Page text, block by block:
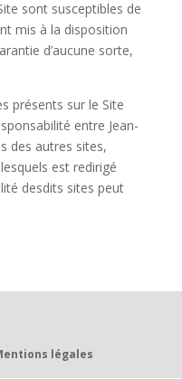
sont susceptibles de
mis à la disposition
d’aucune sorte,
présents sur le Site
entre Jean-
des autres sites,
est redirigé
desdits sites peut
légales